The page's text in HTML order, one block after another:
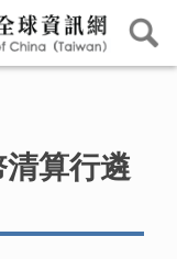
算行遴